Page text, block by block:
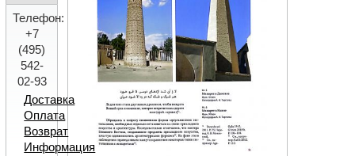
Телефон:
+7
(495)
542-
02-93
Доставка
Оплата
Возврат
Информация